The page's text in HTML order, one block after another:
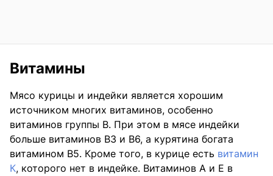
Витамины
Мясо курицы и индейки является хорошим
источником многих витаминов, особенно
витаминов группы В. При этом в мясе индейки
больше витаминов В3 и В6, а курятина богата
витамином В5. Кроме того, в курице есть витамин
К, которого нет в индейке. Витаминов А и Е в